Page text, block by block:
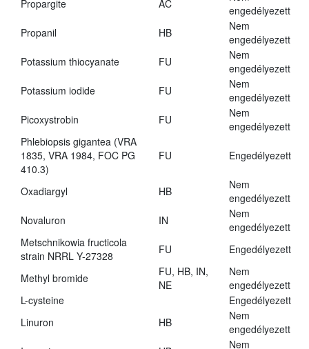
Propargite
AC
engedélyezett
Propanil
HB
Nem
engedélyezett
Potassium thiocyanate
FU
Nem
engedélyezett
Potassium iodide
FU
Nem
engedélyezett
Picoxystrobin
FU
Nem
engedélyezett
Phlebiopsis gigantea (VRA
1835, VRA 1984, FOC PG
410.3)
FU Engedélyezett
Oxadiargyl HB
Nem
engedélyezett
Novaluron
IN
Nem
engedélyezett
Metschnikowia fructicola
strain NRRL Y-27328
FU Engedélyezett
Methyl bromide
FU, HB, IN,
NE
Nem
engedélyezett
L-cysteine
Engedélyezett
Linuron
HB
Nem
engedélyezett
Nem